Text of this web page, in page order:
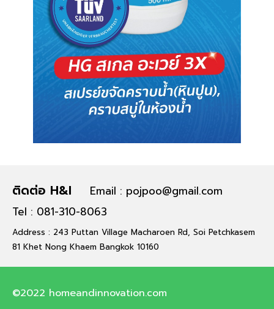
ติดต่อ H&I
Email : pojpoo@gmail.com
Tel : 081-310-8063
Address : 243 Puttan Village Macharoen Rd, Soi Petchkasem
81 Khet Nong Khaem Bangkok 10160
©2022 homeandinnovation.com